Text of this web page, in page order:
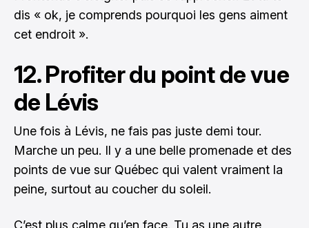
dis « ok, je comprends pourquoi les gens aiment
cet endroit ».
12. Profiter du point de vue
de Lévis
Une fois à Lévis, ne fais pas juste demi tour.
Marche un peu. Il y a une belle promenade et des
points de vue sur Québec qui valent vraiment la
peine, surtout au coucher du soleil.
C’est plus calme qu’en face. Tu as une autre